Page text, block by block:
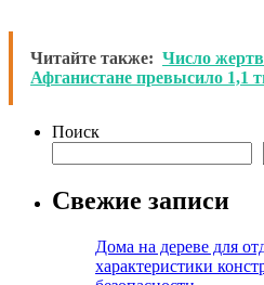
Читайте также: Число жертв
Афганистане превысило 1,1
Поиск
Свежие записи
Дома на дереве для
характеристики